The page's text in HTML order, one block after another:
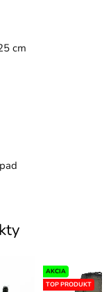
cm
AKCIA
TOP PRODUKT